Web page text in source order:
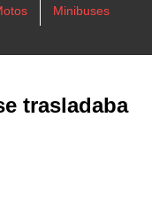
Minibuses
trasladaba